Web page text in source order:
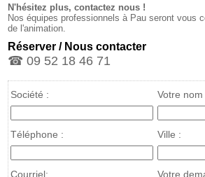
N'hésitez plus, contactez nous !
Nos équipes professionnels à Pau seront vous
de l'animation.
Réserver / Nous contacter
☎ 09 52 18 46 71
Société : Votre nom
Téléphone : Ville :
Courriel: Votre